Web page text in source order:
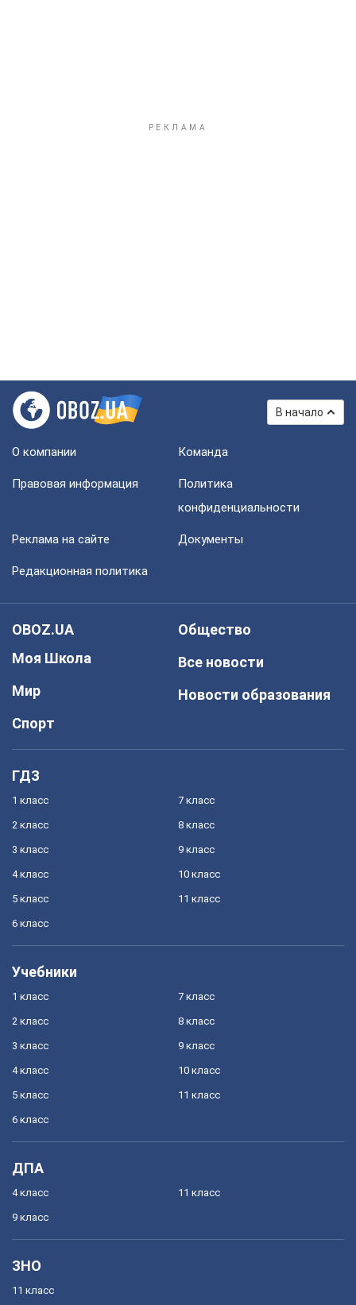
В начало
О компании Команда
Правовая информация
Политика
конфиденциальности
Реклама на сайте Документы
Редакционная политика
OBOZ.UA
Моя Школа
Мир
Спорт
Общество
Все новости
Новости образования
ГДЗ
1 класс
2 класс
3 класс
4 класс
5 класс
6 класс
7 класс
8 класс
9 класс
10 класс
11 класс
Учебники
1 класс
2 класс
3 класс
4 класс
5 класс
6 класс
7 класс
8 класс
9 класс
10 класс
11 класс
ДПА
4 класс
9 класс
11 класс
ЗНО
11 класс